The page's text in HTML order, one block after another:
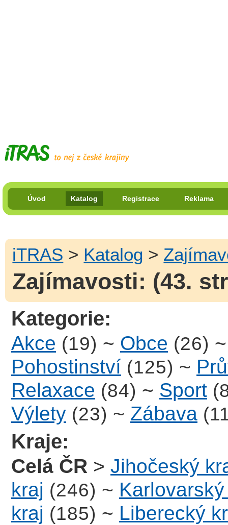
Úvod Katalog Registrace Reklama
iTRAS > Katalog >
Zajímavosti: (43.
Kategorie:
Akce (19) ~ Obce (26)
Pohostinství (125) ~
Relaxace (84) ~ Sport
Výlety (23) ~ Zábava
Kraje:
Celá ČR > Jihočeský
kraj (246) ~
kraj (185) ~ Liberecký